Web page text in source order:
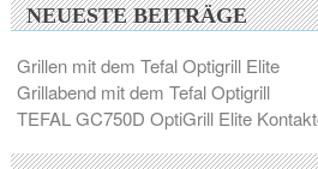
NEUESTE BEITRÄGE
Grillen mit dem Tefal Optigrill Elite
Grillabend mit dem Tefal Optigrill
TEFAL GC750D OptiGrill Elite